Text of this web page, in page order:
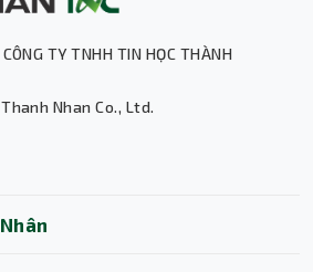
TY TNHH TIN HỌC THÀNH
Nhan Co., Ltd.